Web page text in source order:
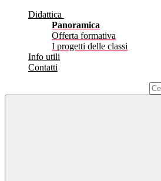
Didattica
Panoramica
Offerta formativa
I progetti delle classi
Info utili
Contatti